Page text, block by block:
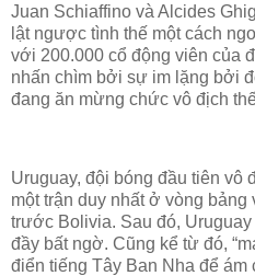
Juan Schiaffino và Alcides
lật ngược tình thế một cách
với 200.000 cổ động viên của
nhấn chìm bởi sự im lặng bởi
đang ăn mừng chức vô địch
Uruguay, đội bóng đầu tiên vô
một trận duy nhất ở vòng
trước Bolivia. Sau đó,
đầy bất ngờ. Cũng kể từ đó,
điển tiếng Tây Ban Nha để ám